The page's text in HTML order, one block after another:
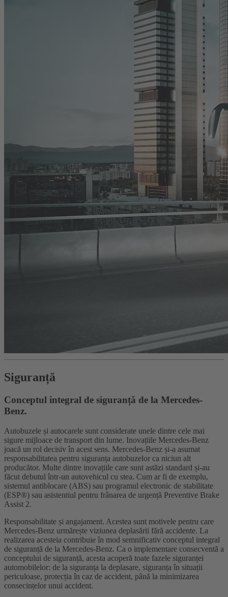
Siguranță
Conceptul integral de siguranță de la Mercedes-
Benz.
Autobuzele și autocarele sunt considerate unele dintre cele mai
sigure mijloace de transport din lume. Inovațiile Mercedes-Benz
joacă un rol decisiv în acest sens. Mercedes-Benz și-a asumat
responsabilitatea pentru siguranța autobuzelor ca niciun alt
producător. Multe dintre inovațiile care sunt astăzi standard și-au
făcut debutul într-un autovehicul cu stea. Cum ar fi de exemplu,
sistemul antiblocare (ABS) sau programul electronic de stabilitate
(ESP®) sau asistentiul pentru frânarea de urgență Preventive Brake
Assist 2.
Responsabilitate și angajament. Acestea sunt motivele pentru care
Mercedes-Benz urmărește viziunea deplasării fără accidente. La
realizarea acesteia contribuie în mod semnificativ conceptul integral
de siguranță de la Mercedes-Benz. Ca o implementare consecventă a
conceptului de siguranță, acesta acoperă toate fazele siguranței
automobilelor: de la siguranța la deplasare, siguranța în situații
periculoase, protecția în caz de accident, până la minimizarea
consecințelor unui accident.